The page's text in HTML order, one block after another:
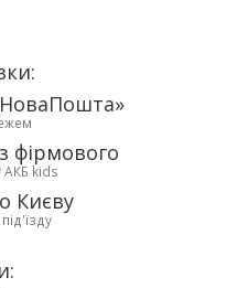
фірмового
АКБ kids
Києву